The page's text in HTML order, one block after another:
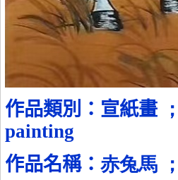
作品類別：宣紙畫 ；
painting
作品名稱： 赤兔馬 ；